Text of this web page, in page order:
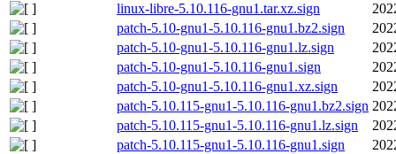
linux-libre-5.10.116-gnu1.tar.xz.sign
patch-5.10-gnu1-5.10.116-gnu1.bz2.sign
patch-5.10-gnu1-5.10.116-gnu1.lz.sign
patch-5.10-gnu1-5.10.116-gnu1.sign
patch-5.10-gnu1-5.10.116-gnu1.xz.sign
patch-5.10.115-gnu1-5.10.116-gnu1.bz2.sign
patch-5.10.115-gnu1-5.10.116-gnu1.lz.sign
patch-5.10.115-gnu1-5.10.116-gnu1.sign